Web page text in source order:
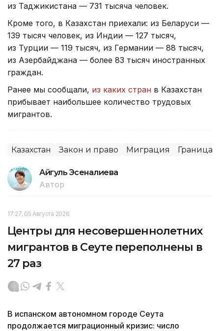
из Таджикистана — 731 тысяча человек.
Кроме того, в Казахстан приехали: из Беларуси —
139 тысяч человек, из Индии — 127 тысяч,
из Турции — 119 тысяч, из Германии — 88 тысяч,
из Азербайджана — более 83 тысяч иностранных
граждан.
Ранее мы сообщали, из каких стран в Казахстан
прибывает наибольшее количество трудовых
мигрантов.
Казахстан Закон и право Миграция Граница
Айгуль Эсеналиева
Автор
17:27, 05 Августа 2026
Центры для несовершеннолетних
мигрантов в Сеуте переполнены в
27 раз
В испанском автономном городе Сеута
продолжается миграционный кризис: число